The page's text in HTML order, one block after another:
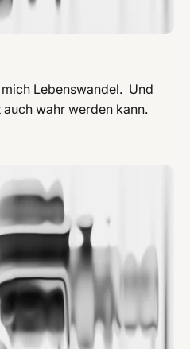
Lebenswandel. Und
wahr werden kann.